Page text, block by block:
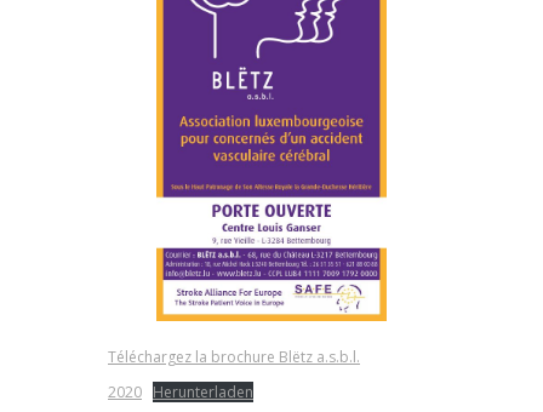
Téléchargez la brochure Blëtz a.s.b.l.
2020 Herunterladen